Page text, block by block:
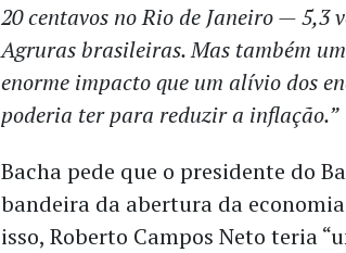
20 centavos no Rio de Janeiro — 5,3
Agruras brasileiras. Mas também
enorme impacto que um alívio dos
poderia ter para reduzir a inflação.”
Bacha pede que o presidente do
bandeira da abertura da
isso, Roberto Campos Neto teria